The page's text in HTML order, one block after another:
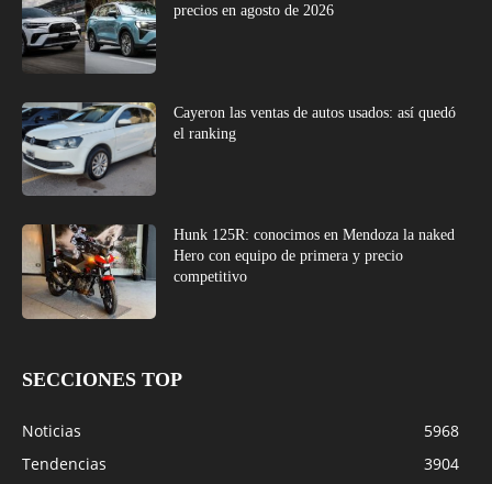
precios en agosto de 2026
Cayeron las ventas de autos usados: así quedó
el ranking
Hunk 125R: conocimos en Mendoza la naked
Hero con equipo de primera y precio
competitivo
SECCIONES TOP
Noticias
5968
Tendencias
3904